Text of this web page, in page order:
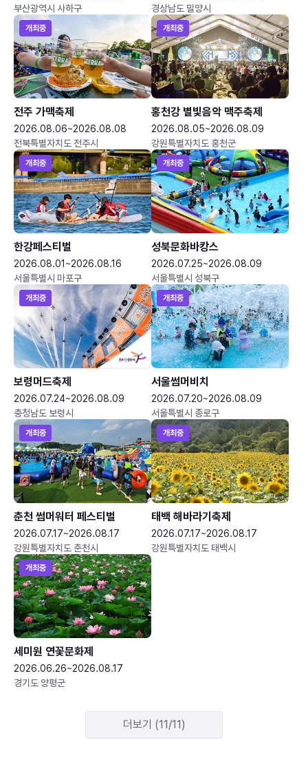
부산광역시 사하구
경상남도 밀양시
개최중
전주 가맥축제
2026.08.06~2026.08.08
전북특별자치도 전주시
개최중
홍천강 별빛음악 맥주축제
2026.08.05~2026.08.09
강원특별자치도 홍천군
개최중
한강페스티벌
2026.08.01~2026.08.16
서울특별시 마포구
개최중
성북문화바캉스
2026.07.25~2026.08.09
서울특별시 성북구
개최중
보령머드축제
2026.07.24~2026.08.09
충청남도 보령시
개최중
서울썸머비치
2026.07.20~2026.08.09
서울특별시 종로구
개최중
춘천 썸머워터 페스티벌
2026.07.17~2026.08.17
강원특별자치도 춘천시
개최중
태백 해바라기축제
2026.07.17~2026.08.17
강원특별자치도 태백시
개최중
세미원 연꽃문화제
2026.06.26~2026.08.17
경기도 양평군
더보기 (11/11)